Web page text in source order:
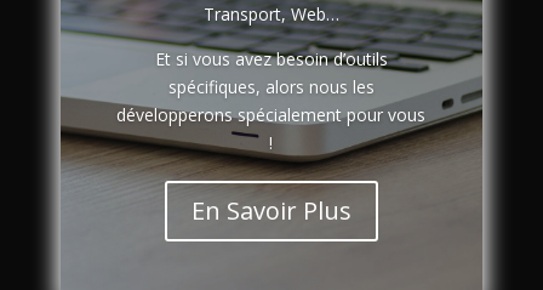
Transport, Web…
Et si vous avez besoin d’outils
spécifiques, alors nous les
développerons spécialement pour vous
!
En Savoir Plus